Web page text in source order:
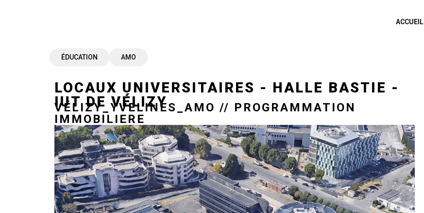
ACCUEIL
ÉDUCATION AMO
LOCAUX UNIVERSITAIRES - HALLE BASTIE -
IUT DE VÉLIZY
VÉLIZY_YVELINES_AMO // PROGRAMMATION
IMMOBILIERE